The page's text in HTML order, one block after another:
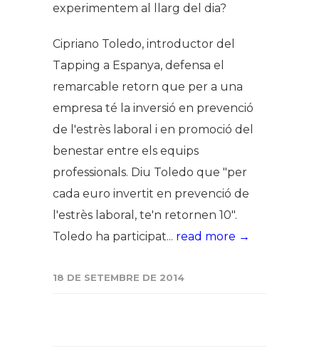
experimentem al llarg del dia?
Cipriano Toledo, introductor del
Tapping a Espanya, defensa el
remarcable retorn que per a una
empresa té la inversió en prevenció
de l'estrès laboral i en promoció del
benestar entre els equips
professionals. Diu Toledo que "per
cada euro invertit en prevenció de
l'estrès laboral, te'n retornen 10".
Toledo ha participat... read more →
18 DE SETEMBRE DE 2014